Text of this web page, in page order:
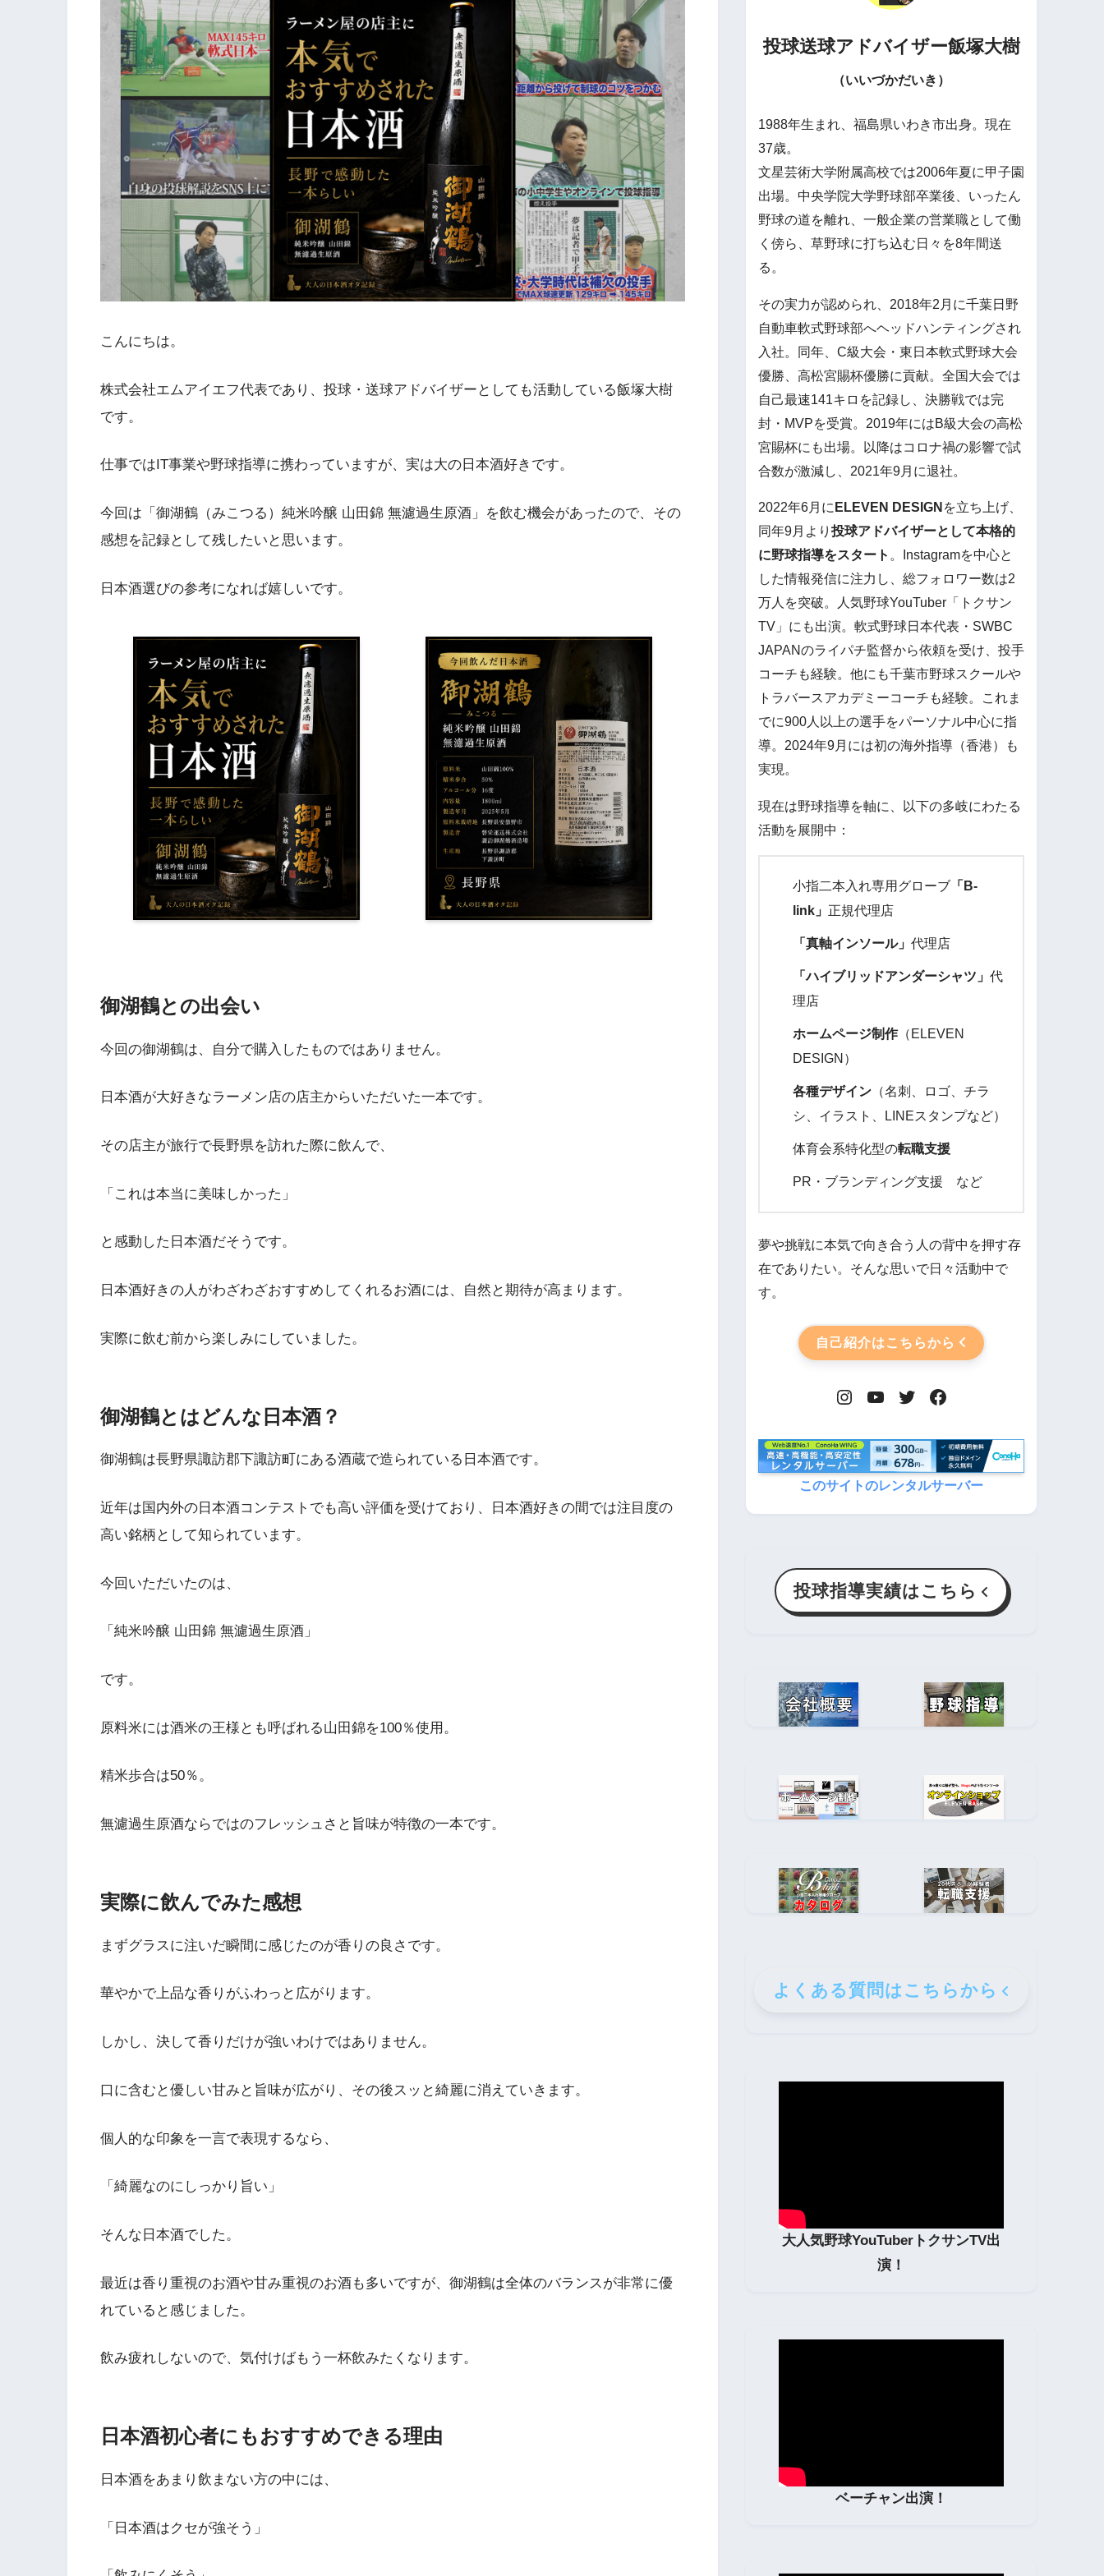
こんにちは。
株式会社エムアイエフ代表であり、投球・送球アドバイザーとしても活動している飯塚大樹
です。
仕事ではIT事業や野球指導に携わっていますが、実は大の日本酒好きです。
今回は「御湖鶴（みこつる）純米吟醸 山田錦 無濾過生原酒」を飲む機会があったので、その
感想を記録として残したいと思います。
日本酒選びの参考になれば嬉しいです。
御湖鶴との出会い
今回の御湖鶴は、自分で購入したものではありません。
日本酒が大好きなラーメン店の店主からいただいた一本です。
その店主が旅行で長野県を訪れた際に飲んで、
「これは本当に美味しかった」
と感動した日本酒だそうです。
日本酒好きの人がわざわざおすすめしてくれるお酒には、自然と期待が高まります。
実際に飲む前から楽しみにしていました。
御湖鶴とはどんな日本酒？
御湖鶴は長野県諏訪郡下諏訪町にある酒蔵で造られている日本酒です。
近年は国内外の日本酒コンテストでも高い評価を受けており、日本酒好きの間では注目度の
高い銘柄として知られています。
今回いただいたのは、
「純米吟醸 山田錦 無濾過生原酒」
です。
原料米には酒米の王様とも呼ばれる山田錦を100％使用。
精米歩合は50％。
無濾過生原酒ならではのフレッシュさと旨味が特徴の一本です。
実際に飲んでみた感想
まずグラスに注いだ瞬間に感じたのが香りの良さです。
華やかで上品な香りがふわっと広がります。
しかし、決して香りだけが強いわけではありません。
口に含むと優しい甘みと旨味が広がり、その後スッと綺麗に消えていきます。
個人的な印象を一言で表現するなら、
「綺麗なのにしっかり旨い」
そんな日本酒でした。
最近は香り重視のお酒や甘み重視のお酒も多いですが、御湖鶴は全体のバランスが非常に優
れていると感じました。
飲み疲れしないので、気付けばもう一杯飲みたくなります。
日本酒初心者にもおすすめできる理由
日本酒をあまり飲まない方の中には、
「日本酒はクセが強そう」
投球送球アドバイザー飯塚大樹
（いいづかだいき）
1988年生まれ、福島県いわき市出身。現在
37歳。
文星芸術大学附属高校では2006年夏に甲子園
出場。中央学院大学野球部卒業後、いったん
野球の道を離れ、一般企業の営業職として働
く傍ら、草野球に打ち込む日々を8年間送
る。
その実力が認められ、2018年2月に千葉日野
自動車軟式野球部へヘッドハンティングされ
入社。同年、C級大会・東日本軟式野球大会
優勝、高松宮賜杯優勝に貢献。全国大会では
自己最速141キロを記録し、決勝戦では完
封・MVPを受賞。2019年にはB級大会の高松
宮賜杯にも出場。以降はコロナ禍の影響で試
合数が激減し、2021年9月に退社。
2022年6月に ELEVEN DESIGN を立ち上げ、
同年9月より 投球アドバイザーとして本格的
に野球指導をスタート 。Instagramを中心と
した情報発信に注力し、総フォロワー数は2
万人を突破。人気野球YouTuber「トクサン
TV」にも出演。軟式野球日本代表・SWBC
JAPANのライパチ監督から依頼を受け、投手
コーチも経験。他にも千葉市野球スクールや
トラバースアカデミーコーチも経験。これま
でに900人以上の選手をパーソナル中心に指
導。2024年9月には初の海外指導（香港）も
実現。
現在は野球指導を軸に、以下の多岐にわたる
活動を展開中：
小指二本入れ専用グローブ「B-
link」 正規代理店
「真軸インソール」 代理店
「ハイブリッドアンダーシャツ」 代
理店
ホームページ制作（ELEVEN
DESIGN）
各種デザイン（名刺、ロゴ、チラ
シ、イラスト、LINEスタンプなど）
体育会系特化型の転職支援
PR・ブランディング支援 など
夢や挑戦に本気で向き合う人の背中を押す存
在でありたい。そんな思いで日々活動中で
す。
自己紹介はこちらから
このサイトのレンタルサーバー
投球指導実績はこちら
よくある質問はこちらから
大人気野球YouTuberトクサンTV出
演！
ベーチャン出演！